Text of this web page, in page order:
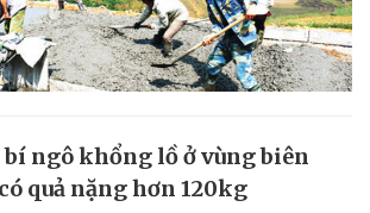
bí ngô khổng lồ ở vùng biên
quả nặng hơn 120kg